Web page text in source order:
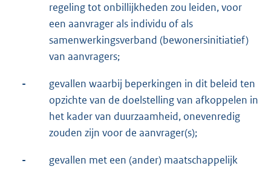
regeling tot onbillijkheden zou leiden, voor
een aanvrager als individu of als
samenwerkingsverband (bewonersinitiatief)
van aanvragers;
-
gevallen waarbij beperkingen in dit beleid ten
opzichte van de doelstelling van afkoppelen in
het kader van duurzaamheid, onevenredig
zouden zijn voor de aanvrager(s);
-
gevallen met een (ander) maatschappelijk